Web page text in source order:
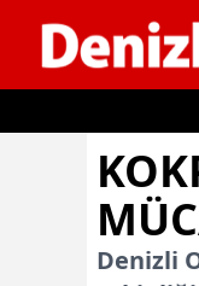
Denizli